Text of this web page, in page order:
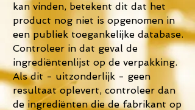
kan vinden, betekent dit dat het
product nog niet is opgenomen in
een publiek toegankelijke database.
Controleer in dat geval de
ingrediëntenlijst op de verpakking.
Als dit - uitzonderlijk - geen
resultaat oplevert, controleer dan
de ingrediënten die de fabrikant op